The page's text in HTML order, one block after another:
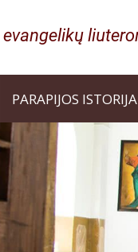
PARAPIJOS ISTORIJA